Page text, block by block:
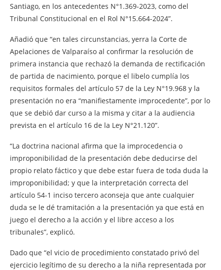
Santiago, en los antecedentes N°1.369-2023, como del
Tribunal Constitucional en el Rol N°15.664-2024”.
Añadió que “en tales circunstancias, yerra la Corte de
Apelaciones de Valparaíso al confirmar la resolución de
primera instancia que rechazó la demanda de rectificación
de partida de nacimiento, porque el libelo cumplía los
requisitos formales del artículo 57 de la Ley N°19.968 y la
presentación no era “manifiestamente improcedente”, por lo
que se debió dar curso a la misma y citar a la audiencia
prevista en el artículo 16 de la Ley N°21.120”.
“La doctrina nacional afirma que la improcedencia o
improponibilidad de la presentación debe deducirse del
propio relato fáctico y que debe estar fuera de toda duda la
improponibilidad; y que la interpretación correcta del
artículo 54-1 inciso tercero aconseja que ante cualquier
duda se le dé tramitación a la presentación ya que está en
juego el derecho a la acción y el libre acceso a los
tribunales”, explicó.
Dado que “el vicio de procedimiento constatado privó del
ejercicio legítimo de su derecho a la niña representada por